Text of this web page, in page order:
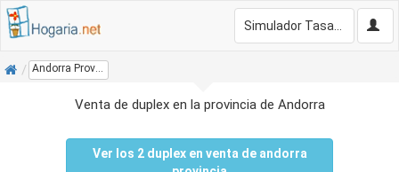
Inicio
Venta de duplex en la provincia de Andorra
Ver los 2 duplex en venta de andorra